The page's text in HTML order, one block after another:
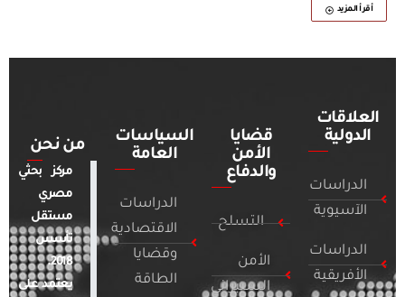
أقرأ المزيد
العلاقات
الدولية
الدراسات
الآسيوية
الدراسات
الأفريقية
قضايا
الأمن
والدفاع
التسلح
الأمن
السيبراني
السياسات
العامة
الدراسات
الاقتصادية
وقضايا
الطاقة
من نحن
مركز بحثي
مصري
مستقل
تأسس
2018.
يعتمد على